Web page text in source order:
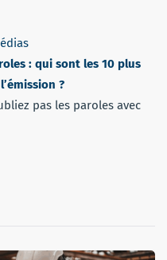
: qui sont les 10 plus
?
pas les paroles avec